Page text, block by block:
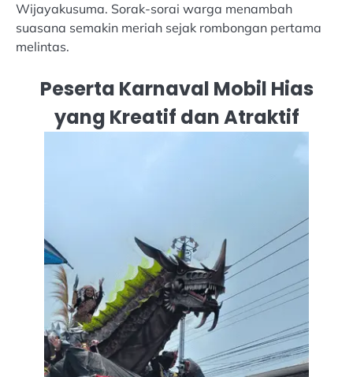
Wijayakusuma. Sorak-sorai warga menambah
suasana semakin meriah sejak rombongan pertama
melintas.
Peserta Karnaval Mobil Hias
yang Kreatif dan Atraktif